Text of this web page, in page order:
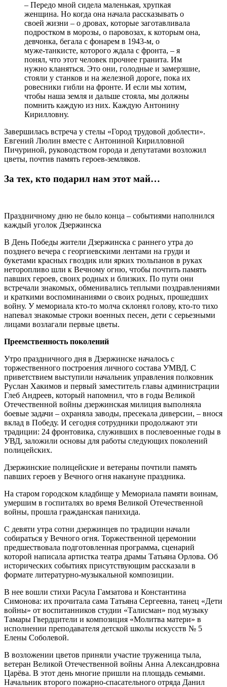
– Передо мной сидела маленькая, хрупкая
женщина. Но когда она начала рассказывать о
своей жизни – о дровах, которые заготавливала
подростком в морозы, о паровозах, к которым она,
девчонка, бегала с фонарем в 1943‑м, о
муже‑танкисте, которого ждала с фронта, – я
понял, что этот человек прочнее гранита. Им
нужно кланяться. Это они, голодные и замерзшие,
стояли у станков и на железной дороге, пока их
ровесники гибли на фронте. И если мы хотим,
чтобы наша земля и дальше стояла, мы должны
помнить каждую из них. Каждую Антонину
Кирилловну.
Завершилась встреча у стелы «Город трудовой доблести».
Евгений Люлин вместе с Антониной Кирилловной
Пичуриной, руководством города и депутатами возложил
цветы, почтив память героев-земляков.
За тех, кто подарил нам этот май…
Праздничному дню не было конца – событиями наполнился
каждый уголок Дзержинска
В День Победы жители Дзержинска с раннего утра до
позднего вечера с георгиевскими лентами на груди и
букетами красных гвоздик или ярких тюльпанов в руках
неторопливо шли к Вечному огню, чтобы почтить память
павших героев, своих родных и близких. По пути они
встречали знакомых, обменивались теплыми поздравлениями
и краткими воспоминаниями о своих родных, прошедших
войну. У мемориала кто‑то молча склонял голову, кто‑то тихо
напевал знакомые строки военных песен, дети с серьезными
лицами возлагали первые цветы.
Преемственность поколений
Утро праздничного дня в Дзержинске началось с
торжественного построения личного состава УМВД. С
приветствием выступили начальник управления полковник
Руслан Хакимов и первый заместитель главы администрации
Глеб Андреев, который напомнил, что в годы Великой
Отечественной войны дзержинская милиция выполняла
боевые задачи – охраняла заводы, пресекала диверсии, – внося
вклад в Победу. И сегодня сотрудники продолжают эти
традиции: 24 фронтовика, служивших в послевоенные годы в
УВД, заложили основы для работы следующих поколений
полицейских.
Дзержинские полицейские и ветераны почтили память
павших героев у Вечного огня накануне праздника.
На старом городском кладбище у Мемориала памяти воинам,
умершим в госпиталях во время Великой Отечественной
войны, прошла гражданская панихида.
С девяти утра сотни дзержинцев по традиции начали
собираться у Вечного огня. Торжественной церемонии
предшествовала подготовленная программа, сценарий
которой написала артистка театра драмы Татьяна Орлова. Об
исторических событиях присутствующим рассказали в
формате литературно-музыкальной композиции.
В нее вошли стихи Расула Гамзатова и Константина
Симонова: их прочитала сама Татьяна Сергеевна, танец «Дети
войны» от воспитанников студии «Талисман» под музыку
Тамары Гвердцители и композиция «Молитва матери» в
исполнении преподавателя детской школы искусств № 5
Елены Соболевой.
В возложении цветов приняли участие труженица тыла,
ветеран Великой Отечественной войны Анна Александровна
Царёва. В этот день многие пришли на площадь семьями.
Начальник второго пожарно-спасательного отряда Данил